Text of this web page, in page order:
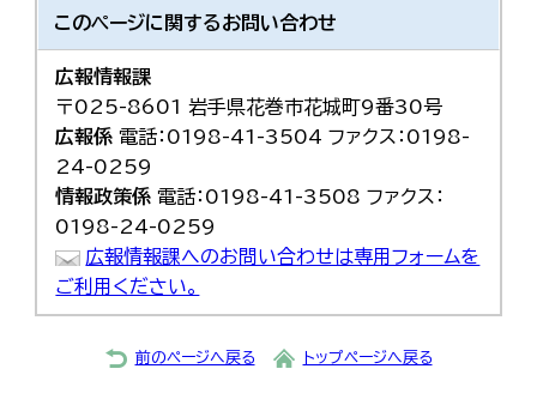
このページに関するお問い合わせ
広報情報課
〒025-8601 岩手県花巻市花城町9番30号
広報係電話：0198-41-3504 ファクス：0198-
24-0259
情報政策係 電話：0198-41-3508 ファクス：
0198-24-0259
広報情報課へのお問い合わせは専用フォームを
ご利用ください。
前のページへ戻る トップページへ戻る